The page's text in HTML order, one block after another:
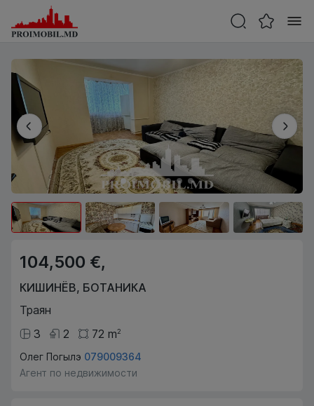
104,500 €,
КИШИНЁВ, БОТАНИКА
Траян
3
2 72 m2
Олег Погылэ 079009364
Агент по недвижимости